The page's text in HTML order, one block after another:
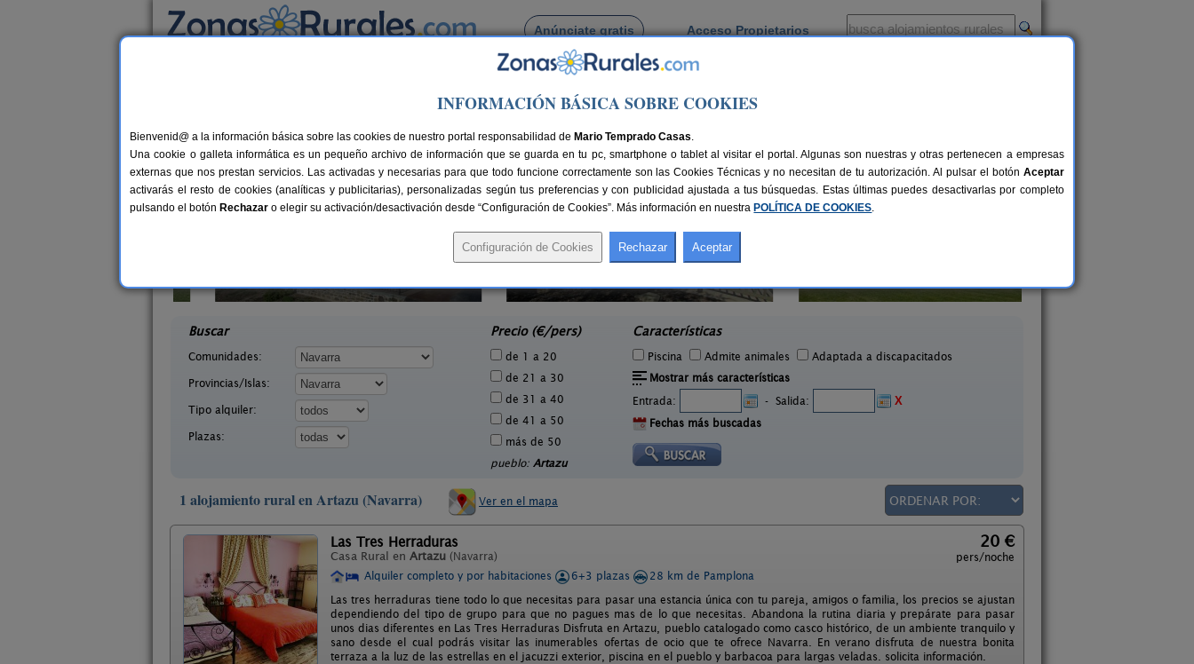
Anúnciate gratis Acceso Propietarios
Busca por pueblo
Casas Rurales en Artazu
36 €
Camping Bardenas
Buscar
Comunidades:
Provincias/Islas:
Tipo alquiler:
Plazas:
Precio (€/pers)
de 1 a 20
de 21 a 30
de 31 a 40
de 41 a 50
más de 50
pueblo: Artazu
Características
Piscina Admite animales
Adaptada a discapacitados
Mostrar más características
Entrada:
- Salida:
X
Fechas más buscadas
1 alojamiento rural en Artazu (Navarra) Ver en el mapa
Las Tres Herraduras
Casa Rural en Artazu (Navarra)
20 €
pers/noche
Alquiler completo y por habitaciones
6+3 plazas
28 km de Pamplona
Las tres herraduras tiene todo lo que necesitas para pasar una estancia única con tu pareja, amigos o familia, los precios se ajustan
dependiendo del tipo de grupo para que no pagues mas de lo que necesitas. Abandona la rutina diaria y prepárate para pasar
unos dias diferentes en Las Tres Herraduras Disfruta en Artazu, pueblo catalogado como casco histórico, de un ambiente tranquilo y
sano desde el cual podrás visitar las inumerables ofertas de ocio que te ofrece Navarra. En verano disfruta de nuestra bonita
terraza a la luz de las estrellas en el jacuzzi exterior, piscina en el pueblo y barbacoa para largas veladas. solicita información.
INFORMACIÓN BÁSICA SOBRE COOKIES
Bienvenid@ a la información básica sobre las cookies de nuestro portal responsabilidad de Mario Temprado Casas.
Una cookie o galleta informática es un pequeño archivo de información que se guarda en tu pc, smartphone o tablet al visitar el portal. Algunas son nuestras y otras pertenecen a empresas
externas que nos prestan servicios. Las activadas y necesarias para que todo funcione correctamente son las Cookies Técnicas y no necesitan de tu autorización. Al pulsar el botón Aceptar
activarás el resto de cookies (analíticas y publicitarias), personalizadas según tus preferencias y con publicidad ajustada a tus búsquedas. Estas últimas puedes desactivarlas por completo
pulsando el botón Rechazar o elegir su activación/desactivación desde “Configuración de Cookies”. Más información en nuestra POLÍTICA DE COOKIES.